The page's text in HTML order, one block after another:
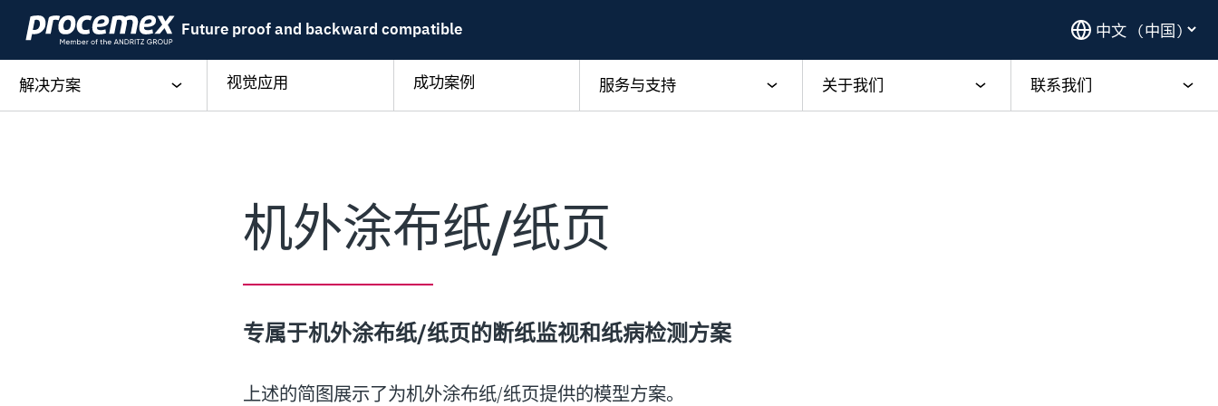
Skip
content
Future proof and backward compatible
解决方案 视觉应用 成功案例 服务与支持 关于我们 联系我们
机外涂布纸/纸页
专属于机外涂布纸/纸页的断纸监视和纸病检测方案
上述的简图展示了为机外涂布纸/纸页提供的模型方案。